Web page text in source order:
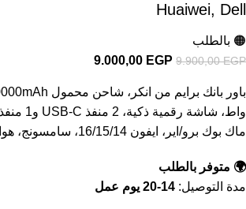
Huaiwei, Dell
🟠 بالطلب
9.900,00EGP
9.000,00 EGP
ماك بوك برو/اير، ايفون 16/15/14، سامسونج، هواوي، ديل
🌍 متوفر بالطلب
مدة التوصيل: 14-20 يوم عمل